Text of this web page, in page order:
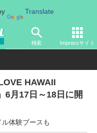
Translate
検索 Impressサイト
ワイ
HAWAII
月17日～18日に開
体験ブースも